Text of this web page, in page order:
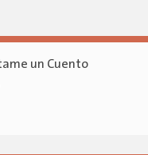
un Cuento